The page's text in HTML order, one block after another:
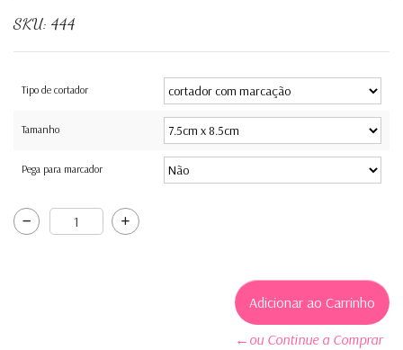
SKU: 444
Tipo de cortador
Tamanho
Pega para marcador
←ou Continue a Comprar